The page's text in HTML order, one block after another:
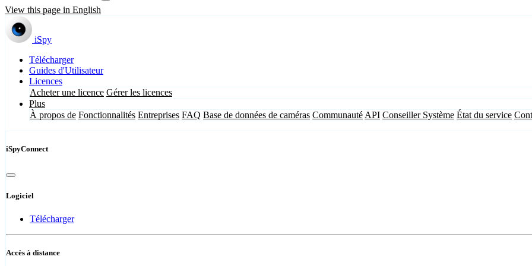
View this page in English
iSpy
Télécharger
Guides d'Utilisateur
Licences
Acheter une licence Gérer les licences
Plus
À propos de Fonctionnalités Entreprises FAQ Base de données de caméras Communauté API Conseiller Système État du service
iSpyConnect
Logiciel
Télécharger
Accès à distance